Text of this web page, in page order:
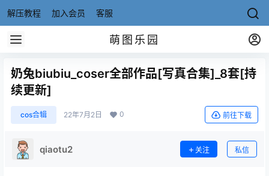
解压教程 加入会员 客服
萌图乐园
奶兔biubiu_coser全部作品[写真合集]_8套[持
续更新]
cos合辑 22年7月2日 0 前往下载
qiaotu2 关注 私信